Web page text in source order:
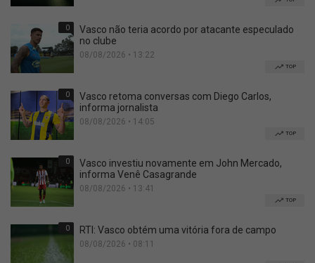
0
Vasco não teria acordo por atacante especulado
no clube
08/08/2026 • 13:22
TOP
0
Vasco retoma conversas com Diego Carlos,
informa jornalista
08/08/2026 • 14:05
TOP
0
Vasco investiu novamente em John Mercado,
informa Venê Casagrande
08/08/2026 • 13:41
TOP
0 RTI: Vasco obtém uma vitória fora de campo
08/08/2026 • 08:11